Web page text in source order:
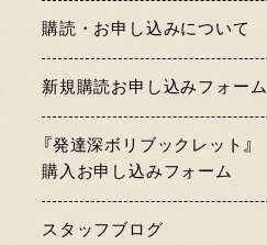
購読・お申し込みについて
新規購読お申し込みフォーム
『発達深ボリブックレット』
購入お申し込みフォーム
スタッフブログ